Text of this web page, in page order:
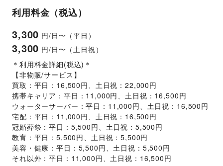
利用料金（税込）
3,300 円/日〜（平日）
3,300 円/日〜（土日祝）
＊利用料金詳細(税込)＊
【非物販/サービス】
買取：平日：16,500円、土日祝：22,000円
携帯キャリア：平日：11,000円、土日祝：16,500円
ウォーターサーバー：平日：11,000円、土日祝：16,500円
宅配：平日：11,000円、土日祝：16,500円
冠婚葬祭：平日：5,500円、土日祝：5,500円
教育：平日：5,500円、土日祝：5,500円
美容・健康：平日：5,500円、土日祝：5,500円
それ以外：平日：11,000円、土日祝：16,500円